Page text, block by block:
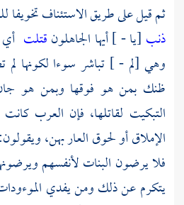
ثم قيل على طريق الاستئناف تخويفا
ذنب [يا - ] أيها الجاهلونقتلت
وهي [لم - ] تباشر سوءا لكونها لم
ظنك بمن هو فوقها وبمن هو
التبكيت لقاتلها، فإن العرب
الإملاق أو لحوق العار بهن، ويقولون:
فلا يرضون البنات لأنفسهم
يتكرم عن ذلك ومن يفدي